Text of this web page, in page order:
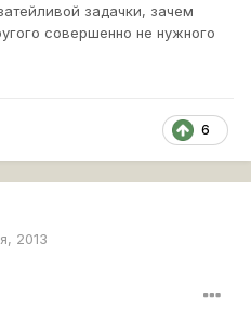
задачки, зачем
совершенно не нужного
6
2013